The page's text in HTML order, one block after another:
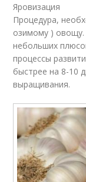
Яровизация
Процедура,
озимому ) овощу.
небольших
процессы
быстрее на 8-10
выращивания.